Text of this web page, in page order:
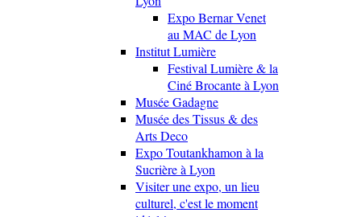
Expo Bernar Venet
au MAC de Lyon
Institut Lumière
Festival Lumière & la
Ciné Brocante à Lyon
Musée Gadagne
Musée des Tissus & des
Arts Deco
Expo Toutankhamon à la
Sucrière à Lyon
Visiter une expo, un lieu
culturel, c'est le moment